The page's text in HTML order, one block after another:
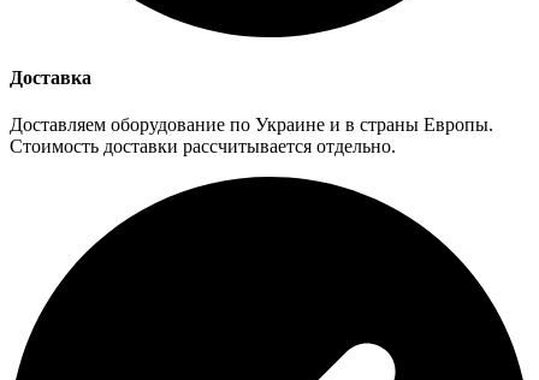
Доставка
Доставляем оборудование по Украине и в страны Европы.
Стоимость доставки рассчитывается отдельно.